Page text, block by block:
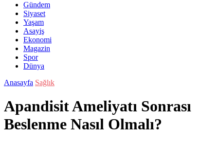
Gündem
Siyaset
Yaşam
Asayiş
Ekonomi
Magazin
Spor
Dünya
Anasayfa Sağlık
Apandisit Ameliyatı Sonrası
Beslenme Nasıl Olmalı?